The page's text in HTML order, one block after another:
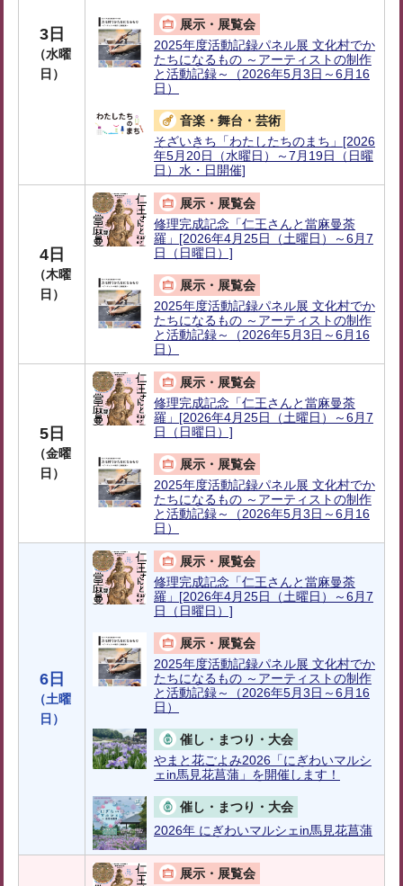
3日
（水曜
日）
展示・展覧会
2025年度活動記録パネル展 文化村でか
たちになるもの ～アーティストの制作
と活動記録～（2026年5月3日～6月16
日）
音楽・舞台・芸術
そざいきち「わたしたちのまち」[2026
年5月20日（水曜日）～7月19日（日曜
日）水・日開催]
4日
（木曜
日）
展示・展覧会
修理完成記念「仁王さんと當麻曼荼
羅」[2026年4月25日（土曜日）～6月7
日（日曜日）]
展示・展覧会
2025年度活動記録パネル展 文化村でか
たちになるもの ～アーティストの制作
と活動記録～（2026年5月3日～6月16
日）
5日
（金曜
日）
展示・展覧会
修理完成記念「仁王さんと當麻曼荼
羅」[2026年4月25日（土曜日）～6月7
日（日曜日）]
展示・展覧会
2025年度活動記録パネル展 文化村でか
たちになるもの ～アーティストの制作
と活動記録～（2026年5月3日～6月16
日）
6日
（土曜
日）
展示・展覧会
修理完成記念「仁王さんと當麻曼荼
羅」[2026年4月25日（土曜日）～6月7
日（日曜日）]
展示・展覧会
2025年度活動記録パネル展 文化村でか
たちになるもの ～アーティストの制作
と活動記録～（2026年5月3日～6月16
日）
催し・まつり・大会
やまと花ごよみ2026「にぎわいマルシ
ェin馬見花菖蒲」を開催します！
催し・まつり・大会
2026年 にぎわいマルシェin馬見花菖蒲
展示・展覧会